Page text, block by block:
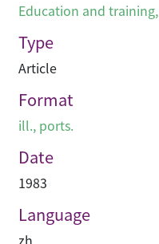
Education and training,
Type
Article
Format
ill., ports.
Date
1983
Language